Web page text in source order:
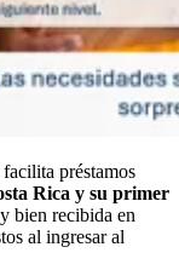
préstamos
Rica y su primer
bien recibida en
al ingresar al